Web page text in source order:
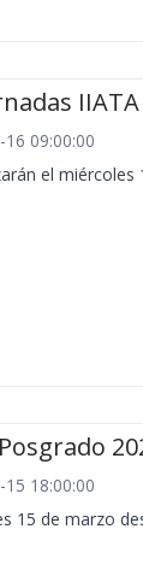
09:00:00
el miércoles
18:00:00
15 de marzo